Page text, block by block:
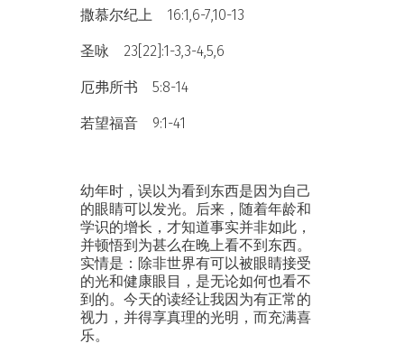
撒慕尔纪上 16:1,6-7,10-13
圣咏 23[22]:1-3,3-4,5,6
厄弗所书 5:8-14
若望福音 9:1-41
幼年时，误以为看到东西是因为自己
的眼睛可以发光。后来，随着年龄和
学识的增长，才知道事实并非如此，
并顿悟到为甚么在晚上看不到东西。
实情是：除非世界有可以被眼睛接受
的光和健康眼目，是无论如何也看不
到的。今天的读经让我因为有正常的
视力，并得享真理的光明，而充满喜
乐。